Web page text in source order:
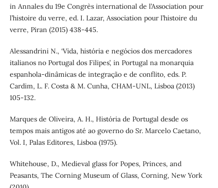
in Annales du 19e Congrès international de l’Association pour
l’histoire du verre, ed. I. Lazar, Association pour l’histoire du
verre, Piran (2015) 438-445.
Alessandrini N., ‘Vida, história e negócios dos mercadores
italianos no Portugal dos Filipes’, in Portugal na monarquia
espanhola-dinâmicas de integração e de conflito, eds. P.
Cardim, L. F. Costa & M. Cunha, CHAM-UNL, Lisboa (2013)
105-132.
Marques de Oliveira, A. H., História de Portugal desde os
tempos mais antigos até ao governo do Sr. Marcelo Caetano,
Vol. I, Palas Editores, Lisboa (1975).
Whitehouse, D., Medieval glass for Popes, Princes, and
Peasants, The Corning Museum of Glass, Corning, New York